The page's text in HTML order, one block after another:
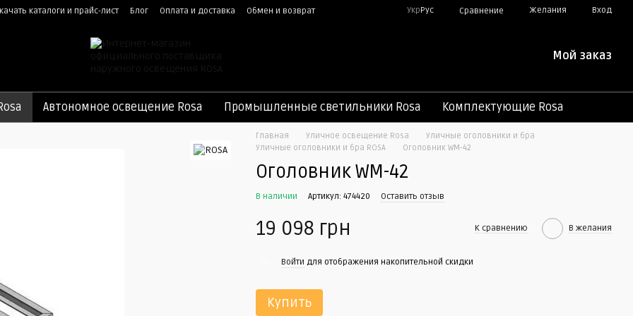
каталоги и прайс-лист Блог Оплата и доставка
Обмен и возврат
УкрРус Сравнение Желания Вход
Мой заказ
Автономное освещение Rosa Промышленные светильники Rosa Комплектующие Rosa
Главная Уличное освещение Rosa
Уличные оголовники и бра
Уличные оголовники и бра ROSA
Оголовник WM-42
Оголовник WM-42
В наличии Артикул: 474420 Оставить отзыв
19 098 грн К сравнению В желания
Войти для отображения накопительной скидки
Купить